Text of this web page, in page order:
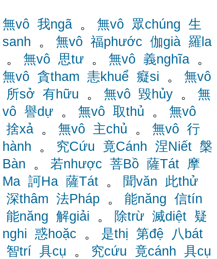
無vô 我ngã 。 無vô 眾chúng 生
sanh 。 無vô 福phước 伽già 羅la
。 無vô 思tư 。 無vô 義nghĩa 。
無vô 貪tham 恚khuể 癡si 。 無vô
所sở 有hữu 。 無vô 毀hủy 。 無
vô 譽dự 。 無vô 取thủ 。 無vô
捨xả 。 無vô 主chủ 。 無vô 行
hành 。 究Cứu 竟Cánh 涅Niết 槃
Bàn 。 若nhược 菩Bồ 薩Tát 摩
Ma 訶Ha 薩Tát 。 聞văn
此thử
深thâm 法Pháp 。 能năng 信tín
能năng 解giải 。 除trừ 滅diệt 疑
nghi 惑hoặc 。 是thị 第đệ
八bát
智trí 具cụ 。 究cứu 竟cánh 具cụ